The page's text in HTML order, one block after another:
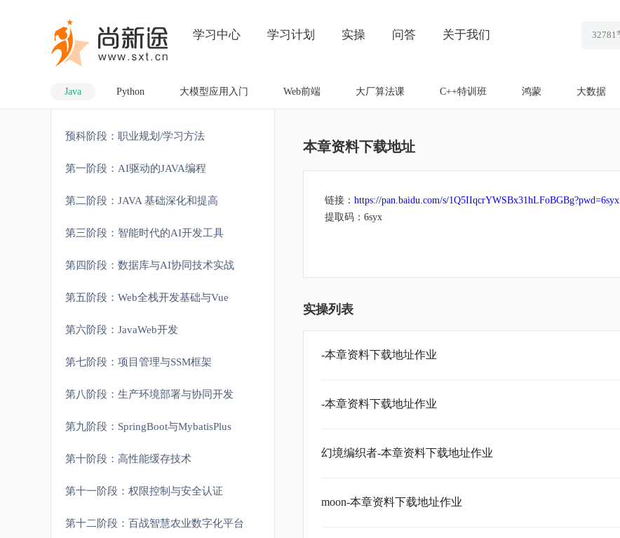
学习中心 学习计划 实操 问答 关于我们
Java Python 大模型应用入门 Web前端 大厂算法课 C++特训班 鸿蒙 大数据
预科阶段：职业规划/学习方法
第一阶段：AI驱动的JAVA编程
第二阶段：JAVA 基础深化和提高
第三阶段：智能时代的AI开发工具
第四阶段：数据库与AI协同技术实战
第五阶段：Web全栈开发基础与Vue
第六阶段：JavaWeb开发
第七阶段：项目管理与SSM框架
第八阶段：生产环境部署与协同开发
第九阶段：SpringBoot与MybatisPlus
第十阶段：高性能缓存技术
第十一阶段：权限控制与安全认证
第十二阶段：百战智慧农业数字化平台
本章资料下载地址
链接： https://pan.baidu.com/s/1Q5IIqcrYWSBx31hLFoBGBg?pwd=6syx
提取码：6syx
实操列表
-本章资料下载地址作业
-本章资料下载地址作业
幻境编织者-本章资料下载地址作业
moon-本章资料下载地址作业